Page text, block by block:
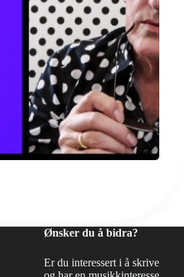
Ønsker du å bidra?
Er du interessert i å skrive